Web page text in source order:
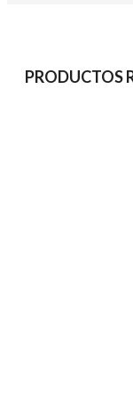
PRODUCTOS